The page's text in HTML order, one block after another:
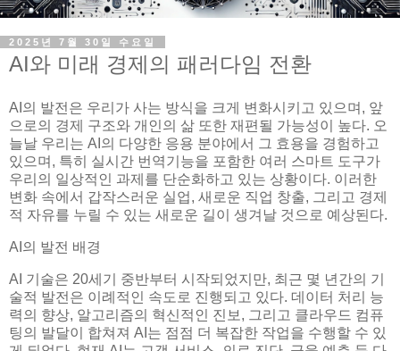
2025년 7월 30일 수요일
AI와 미래 경제의 패러다임 전환
AI의 발전은 우리가 사는 방식을 크게 변화시키고 있으며, 앞
으로의 경제 구조와 개인의 삶 또한 재편될 가능성이 높다. 오
늘날 우리는 AI의 다양한 응용 분야에서 그 효용을 경험하고
있으며, 특히 실시간 번역기능을 포함한 여러 스마트 도구가
우리의 일상적인 과제를 단순화하고 있는 상황이다. 이러한
변화 속에서 갑작스러운 실업, 새로운 직업 창출, 그리고 경제
적 자유를 누릴 수 있는 새로운 길이 생겨날 것으로 예상된다.
AI의 발전 배경
AI 기술은 20세기 중반부터 시작되었지만, 최근 몇 년간의 기
술적 발전은 이례적인 속도로 진행되고 있다. 데이터 처리 능
력의 향상, 알고리즘의 혁신적인 진보, 그리고 클라우드 컴퓨
팅의 발달이 합쳐져 AI는 점점 더 복잡한 작업을 수행할 수 있